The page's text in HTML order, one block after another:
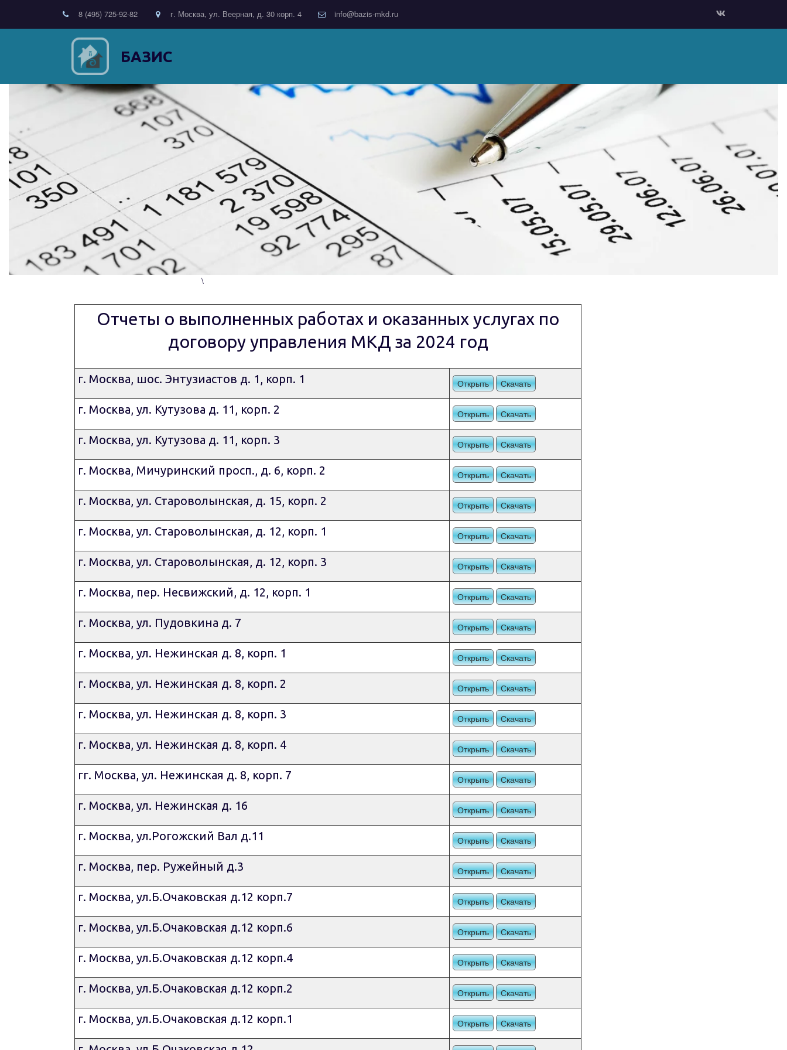
8 (495) 725-92-82 г. Москва, ул. Веерная, д. 30 корп. 4 info@bazis-mkd.ru
БАЗИС
\
Отчеты о выполненных работах и оказанных услугах по
договору управления МКД за 2024 год
г. Москва, шос. Энтузиастов д. 1, корп. 1 Открыть Скачать
г. Москва, ул. Кутузова д. 11, корп. 2 Открыть Скачать
г. Москва, ул. Кутузова д. 11, корп. 3 Открыть Скачать
г. Москва, Мичуринский просп., д. 6, корп. 2 Открыть Скачать
г. Москва, ул. Староволынская, д. 15, корп. 2 Открыть Скачать
г. Москва, ул. Староволынская, д. 12, корп. 1 Открыть Скачать
г. Москва, ул. Староволынская, д. 12, корп. 3 Открыть Скачать
г. Москва, пер. Несвижский, д. 12, корп. 1 Открыть Скачать
г. Москва, ул. Пудовкина д. 7 Открыть Скачать
г. Москва, ул. Нежинская д. 8, корп. 1 Открыть Скачать
г. Москва, ул. Нежинская д. 8, корп. 2 Открыть Скачать
г. Москва, ул. Нежинская д. 8, корп. 3 Открыть Скачать
г. Москва, ул. Нежинская д. 8, корп. 4 Открыть Скачать
гг. Москва, ул. Нежинская д. 8, корп. 7 Открыть Скачать
г. Москва, ул. Нежинская д. 16 Открыть Скачать
г. Москва, ул.Рогожский Вал д.11 Открыть Скачать
г. Москва, пер. Ружейный д.3 Открыть Скачать
г. Москва, ул.Б.Очаковская д.12 корп.7 Открыть Скачать
г. Москва, ул.Б.Очаковская д.12 корп.6 Открыть Скачать
г. Москва, ул.Б.Очаковская д.12 корп.4 Открыть Скачать
г. Москва, ул.Б.Очаковская д.12 корп.2 Открыть Скачать
г. Москва, ул.Б.Очаковская д.12 корп.1 Открыть Скачать